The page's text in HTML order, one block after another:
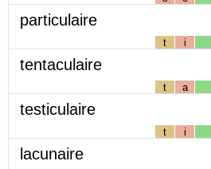
particulaire
t i
tentaculaire
t a
testiculaire
t i
lacunaire